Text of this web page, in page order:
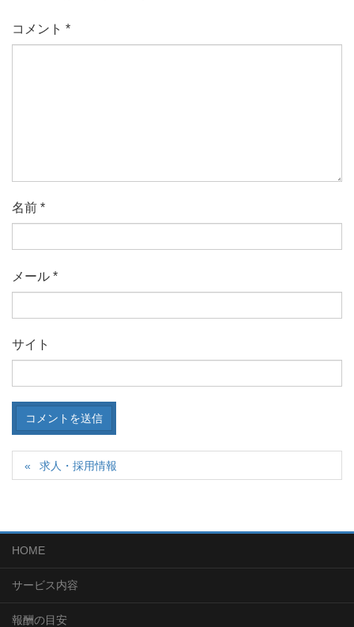
コメント *
名前 *
メール *
サイト
求人・採用情報
HOME
サービス内容
報酬の目安